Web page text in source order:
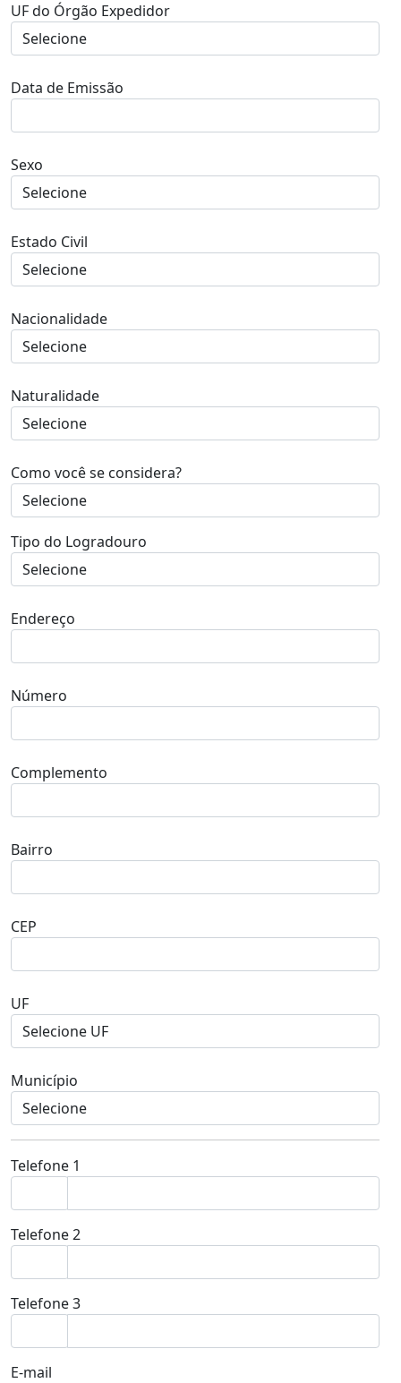
UF do Órgão Expedidor
Data de Emissão
Sexo
Estado Civil
Nacionalidade
Naturalidade
Como você se considera?
Tipo do Logradouro
Endereço
Número
Complemento
Bairro
CEP
UF
Município
Telefone 1
Telefone 2
Telefone 3
E-mail